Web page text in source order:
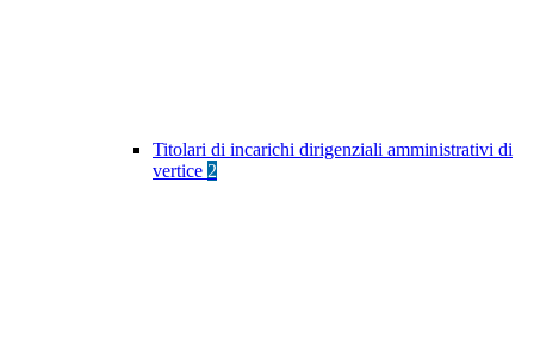
Titolari di incarichi dirigenziali amministrativi di
vertice 2